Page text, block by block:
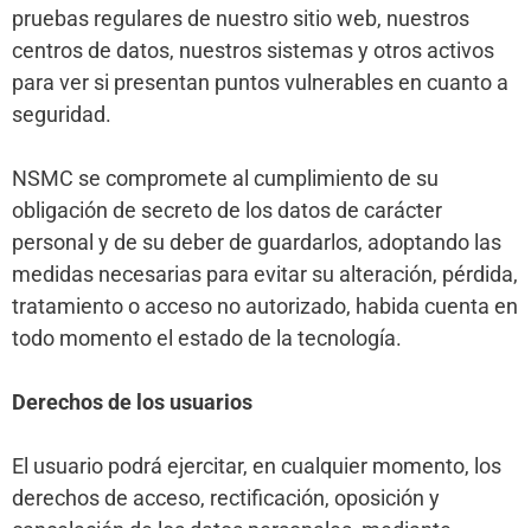
pruebas regulares de nuestro sitio web, nuestros
centros de datos, nuestros sistemas y otros activos
para ver si presentan puntos vulnerables en cuanto a
seguridad.
NSMC se compromete al cumplimiento de su
obligación de secreto de los datos de carácter
personal y de su deber de guardarlos, adoptando las
medidas necesarias para evitar su alteración, pérdida,
tratamiento o acceso no autorizado, habida cuenta en
todo momento el estado de la tecnología.
Derechos de los usuarios
El usuario podrá ejercitar, en cualquier momento, los
derechos de acceso, rectificación, oposición y